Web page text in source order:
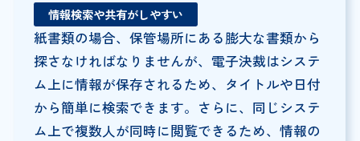
情報検索や共有がしやすい
紙書類の場合、保管場所にある膨大な書類から
探さなければなりませんが、電子決裁はシステ
ム上に情報が保存されるため、タイトルや日付
から簡単に検索できます。さらに、同じシステ
ム上で複数人が同時に閲覧できるため、情報の